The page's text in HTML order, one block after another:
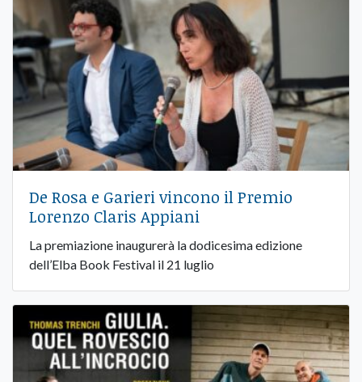
De Rosa e Garieri vincono il Premio
Lorenzo Claris Appiani
La premiazione inaugurerà la dodicesima edizione
dell’Elba Book Festival il 21 luglio